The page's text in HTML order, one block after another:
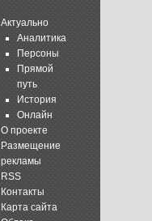
Актуально
Аналитика
Персоны
Прямой
путь
История
Онлайн
О проекте
Размещение
рекламы
RSS
Контакты
Карта сайта